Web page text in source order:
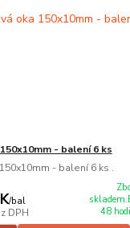
- balení 6 ks
- balení 6 ks .
/bal
DPH
48